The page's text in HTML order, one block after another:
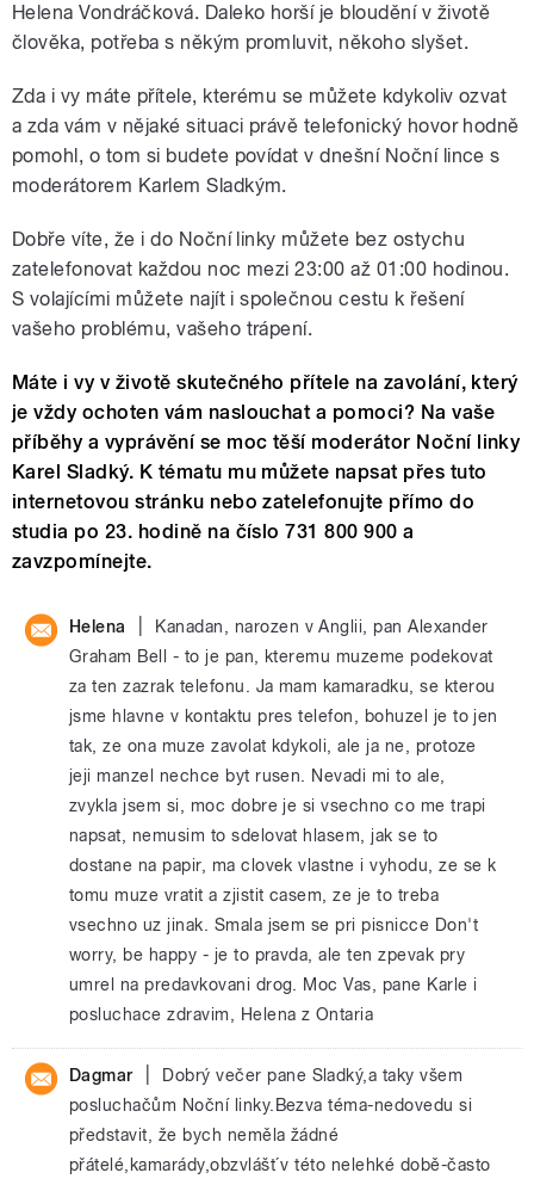
Helena Vondráčková. Daleko horší je bloudění v životě
člověka, potřeba s někým promluvit, někoho slyšet.
Zda i vy máte přítele, kterému se můžete kdykoliv ozvat
a zda vám v nějaké situaci právě telefonický hovor hodně
pomohl, o tom si budete povídat v dnešní Noční lince s
moderátorem Karlem Sladkým.
Dobře víte, že i do Noční linky můžete bez ostychu
zatelefonovat každou noc mezi 23:00 až 01:00 hodinou.
S volajícími můžete najít i společnou cestu k řešení
vašeho problému, vašeho trápení.
Máte i vy v životě skutečného přítele na zavolání, který
je vždy ochoten vám naslouchat a pomoci? Na vaše
příběhy a vyprávění se moc těší moderátor Noční linky
Karel Sladký. K tématu mu můžete napsat přes tuto
internetovou stránku nebo zatelefonujte přímo do
studia po 23. hodině na číslo 731 800 900 a
zavzpomínejte.
Helena
Kanadan, narozen v Anglii, pan Alexander
Graham Bell - to je pan, kteremu muzeme podekovat
za ten zazrak telefonu. Ja mam kamaradku, se kterou
jsme hlavne v kontaktu pres telefon, bohuzel je to jen
tak, ze ona muze zavolat kdykoli, ale ja ne, protoze
jeji manzel nechce byt rusen. Nevadi mi to ale,
zvykla jsem si, moc dobre je si vsechno co me trapi
napsat, nemusim to sdelovat hlasem, jak se to
dostane na papir, ma clovek vlastne i vyhodu, ze se k
tomu muze vratit a zjistit casem, ze je to treba
vsechno uz jinak. Smala jsem se pri pisnicce Don't
worry, be happy - je to pravda, ale ten zpevak pry
umrel na predavkovani drog. Moc Vas, pane Karle i
posluchace zdravim, Helena z Ontaria
Dagmar
Dobrý večer pane Sladký,a taky všem
posluchačům Noční linky.Bezva téma-nedovedu si
představit, že bych neměla žádné
přátelé,kamarády,obzvlášt´v této nelehké době-často